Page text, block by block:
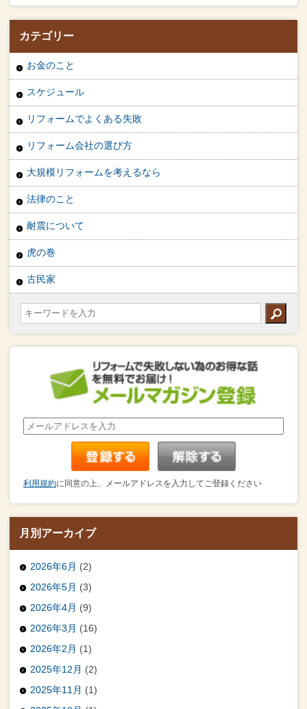
カテゴリー
お金のこと
スケジュール
リフォームでよくある失敗
リフォーム会社の選び方
大規模リフォームを考えるなら
法律のこと
耐震について
虎の巻
古民家
利用規約に同意の上、メールアドレスを入力してご登録ください
月別アーカイブ
2026年6月 (2)
2026年5月 (3)
2026年4月 (9)
2026年3月 (16)
2026年2月 (1)
2025年12月 (2)
2025年11月 (1)